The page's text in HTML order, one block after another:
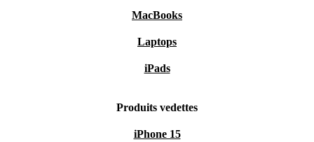
MacBooks
Laptops
iPads
Produits vedettes
iPhone 15